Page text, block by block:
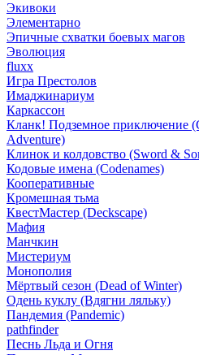
Экивоки
Элементарно
Эпичные схватки боевых магов
Эволюция
fluxx
Игра Престолов
Имаджинариум
Каркассон
Кланк! Подземное приключение
Adventure)
Клинок и колдовство (Sword &
Кодовые имена (Codenames)
Кооперативные
Кромешная тьма
КвестМастер (Deckscape)
Мафия
Манчкин
Мистериум
Монополия
Мёртвый сезон (Dead of Winter)
Одень куклу (Вдягни ляльку)
Пандемия (Pandemic)
pathfinder
Песнь Льда и Огня